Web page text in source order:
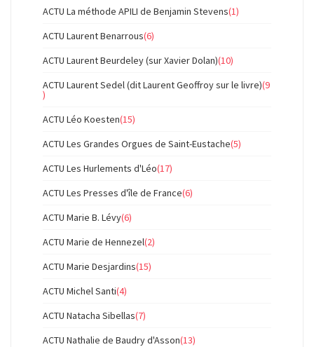
ACTU La méthode APILI de Benjamin Stevens(1)
ACTU Laurent Benarrous(6)
ACTU Laurent Beurdeley (sur Xavier Dolan)(10)
ACTU Laurent Sedel (dit Laurent Geoffroy sur le livre)(9
)
ACTU Léo Koesten(15)
ACTU Les Grandes Orgues de Saint-Eustache(5)
ACTU Les Hurlements d'Léo(17)
ACTU Les Presses d'île de France(6)
ACTU Marie B. Lévy(6)
ACTU Marie de Hennezel(2)
ACTU Marie Desjardins(15)
ACTU Michel Santi(4)
ACTU Natacha Sibellas(7)
ACTU Nathalie de Baudry d'Asson(13)